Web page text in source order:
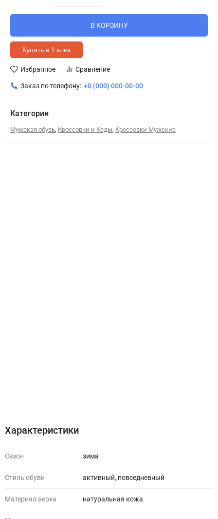
В КОРЗИНУ
Купить в 1 клик
Избранное Сравнение
Заказ по телефону: +0 (000) 000-00-00
Категории
Мужская обувь, Кроссовки и Кеды, Кроссовки Мужские
Характеристики
Сезон зима
Стиль обуви активный, повседневный
Материал верха натуральная кожа